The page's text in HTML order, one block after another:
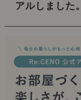
アルしました。